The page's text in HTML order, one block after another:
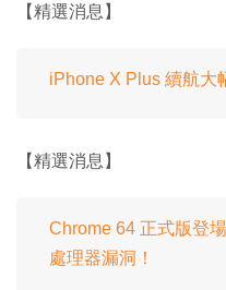
【精選消息】
iPhone X Plus 續航大
【精選消息】
Chrome 64 正式版登
處理器漏洞！